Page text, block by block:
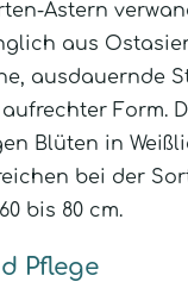
Astern
aus
ausdauernde
Form.
Blüten in
bei der
bis 80 cm.
Pflege